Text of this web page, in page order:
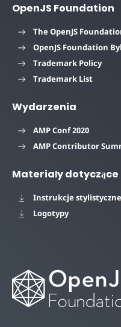
OpenJS Foundation
The OpenJS
OpenJS Foundation
Trademark Policy
Trademark List
Wydarzenia
AMP Conf 2020
AMP Contributor
Materiały dotyczące
Instrukcje stylistyczne
Logotypy